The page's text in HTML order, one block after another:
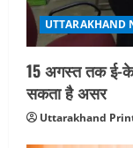
UTTARAKHAND
15 अगस्त तक ई-
सकता है असर
Uttarakhand